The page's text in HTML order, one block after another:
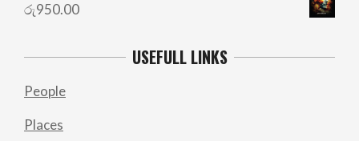
රු950.00
USEFULL LINKS
People
Places